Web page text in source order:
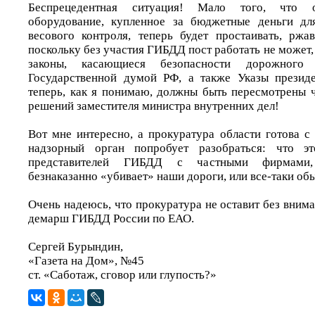
Беспрецедентная ситуация! Мало того, что
оборудование, купленное за бюджетные деньги
весового контроля, теперь будет простаивать,
поскольку без участия ГИБДД пост работать не
законы, касающиеся безопасности дорожного
Государственной думой РФ, а также Указы
теперь, как я понимаю, должны быть пересмотрены
решений заместителя министра внутренних дел!
Вот мне интересно, а прокуратура области готова с
надзорный орган попробует разобраться: что
представителей ГИБДД с частными фирмами,
безнаказанно «убивает» наши дороги, или все-таки
Очень надеюсь, что прокуратура не оставит без
демарш ГИБДД России по ЕАО.
Сергей Бурындин,
«Газета на Дом», №45
ст. «Саботаж, сговор или глупость?»